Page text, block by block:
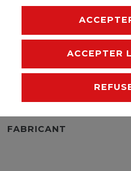
DESCRIPTION
AUTRES DÉTAILS
RESPONSABLE DE L'UE
FABRICANT
ACCEPTER